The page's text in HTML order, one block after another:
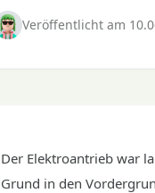
Veröffentlicht am
Der Elektroantrieb war
Grund in den